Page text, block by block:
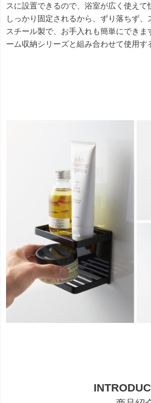
スに設置できるので、浴室が広く使え
しっかり固定されるから、ずり落ちず
スチール製で、お手入れも簡単にでき
ーム収納シリーズと組み合わせて使用す